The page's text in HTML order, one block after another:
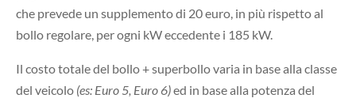
che prevede un supplemento di 20 euro, in più rispetto al
bollo regolare, per ogni kW eccedente i 185 kW.
Il costo totale del bollo + superbollo varia in base alla classe
del veicolo (es: Euro 5, Euro 6)ed in base alla potenza del